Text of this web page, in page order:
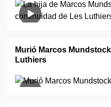
Murió Marcos
Luthiers